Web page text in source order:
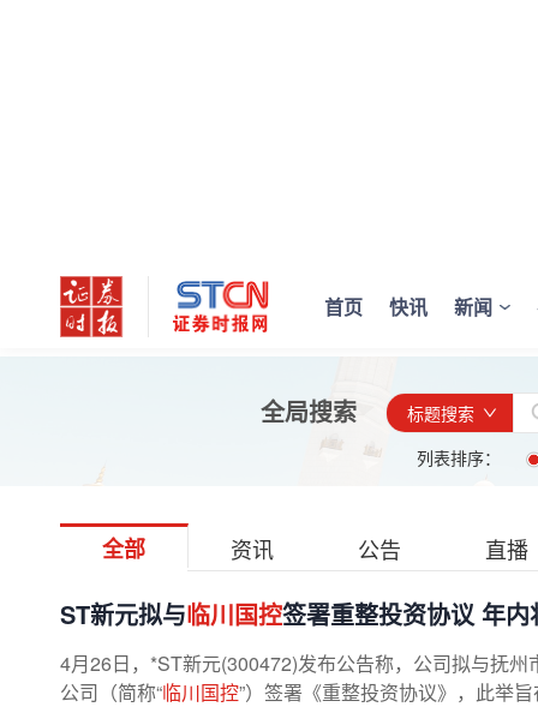
首页 快讯 新闻
全局搜索
标题搜索
列表排序：
全部 资讯 公告 直播
ST新元拟与临川国控签署重整投资协议 年
4月26日，*ST新元(300472)发布公告称，公司拟与抚
公司（简称“临川国控”）签署《重整投资协议》，此举